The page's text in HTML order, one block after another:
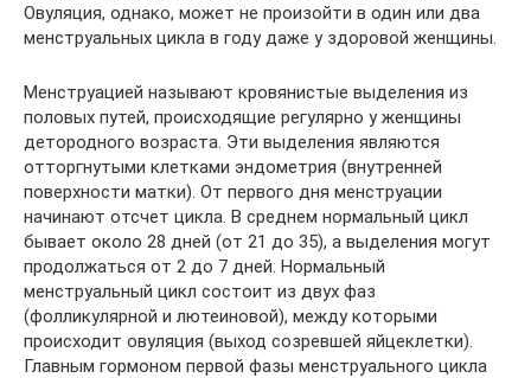
Овуляция, однако, может не произойти в один или два
менструальных цикла в году даже у здоровой женщины.
Менструацией называют кровянистые выделения из
половых путей, происходящие регулярно у женщины
детородного возраста. Эти выделения являются
отторгнутыми клетками эндометрия (внутренней
поверхности матки). От первого дня менструации
начинают отсчет цикла. В среднем нормальный цикл
бывает около 28 дней (от 21 до 35), а выделения могут
продолжаться от 2 до 7 дней. Нормальный
менструальный цикл состоит из двух фаз
(фолликулярной и лютеиновой), между которыми
происходит овуляция (выход созревшей яйцеклетки).
Главным гормоном первой фазы менструального цикла